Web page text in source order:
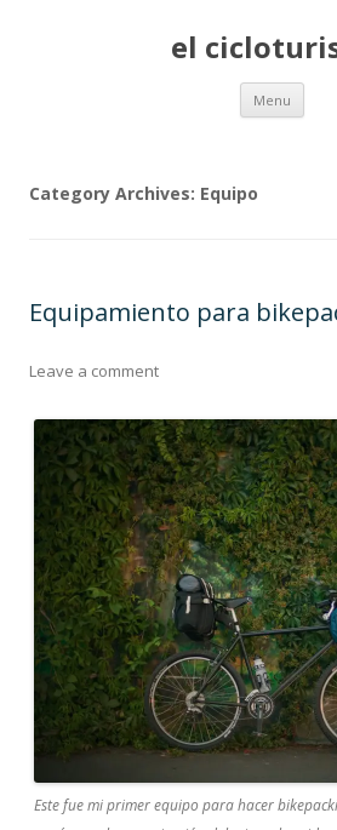
el
Menu
Category Archives: Equipo
Equipamiento para
Leave a comment
Este fue mi primer equipo para hacer